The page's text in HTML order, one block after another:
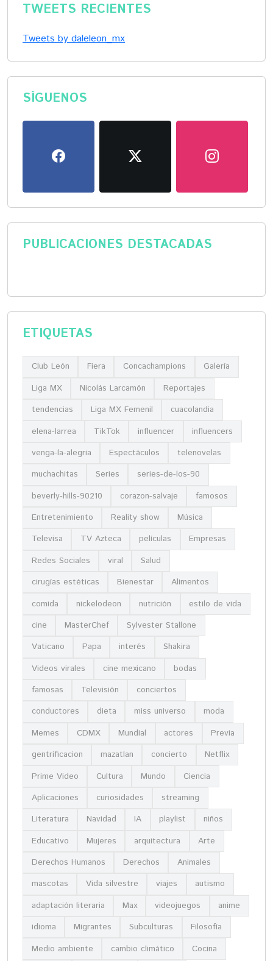
TWEETS RECIENTES
Tweets by daleleon_mx
SÍGUENOS
PUBLICACIONES DESTACADAS
ETIQUETAS
Club León Fiera Concachampions
Galería
Liga MX
Nicolás Larcamón
Reportajes
tendencias
Liga MX Femenil
cuacolandia
elena-larrea
TikTok influencer
influencers
venga-la-alegria
Espectáculos
telenovelas
muchachitas
Series
series-de-los-90
beverly-hills-90210
corazon-salvaje
famosos
Entretenimiento
Reality show
Música
Televisa
TV Azteca películas
Empresas
Redes Sociales
viral
Salud
cirugías estéticas
Bienestar
Alimentos
comida
nickelodeon nutrición
estilo de vida
cine
MasterChef
Sylvester Stallone
Vaticano
Papa interés
Shakira
Videos virales
cine mexicano
bodas
famosas
Televisión
conciertos
conductores
dieta miss universo
moda
Memes
CDMX Mundial actores
Previa
gentrificacion
mazatlan concierto
Netflix
Prime Video
Cultura Mundo
Ciencia
Aplicaciones
curiosidades
streaming
Literatura
Navidad IA playlist
niños
Educativo
Mujeres arquitectura
Arte
Derechos Humanos
Derechos
Animales
mascotas
Vida silvestre viajes
autismo
adaptación literaria
Max videojuegos
anime
idioma
Migrantes Subculturas
Filosofía
Medio ambiente
cambio climático Cocina